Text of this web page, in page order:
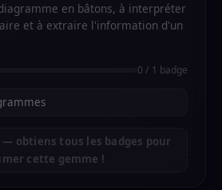
en bâtons, à interpréter
et à extraire l'information d'un
0 / 1 badge
— obtiens tous les badges pour
cette gemme !